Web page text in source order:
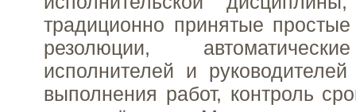
традиционно принятые
резолюции,
исполнителей и
выполнения работ, контроль